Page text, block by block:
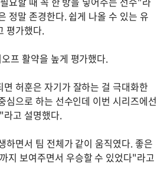
정말 존경한다. 쉽게 나올 수 있는 유
평가했다.
프 활약을 높게 평가했다.
허훈은 자기가 잘하는 걸 극대화한
심으로 하는 선수인데 이번 시리즈에선
고 설명했다.
하면서 팀 전체가 같이 움직였다. 좋은
지 보여주면서 우승할 수 있었다"라고